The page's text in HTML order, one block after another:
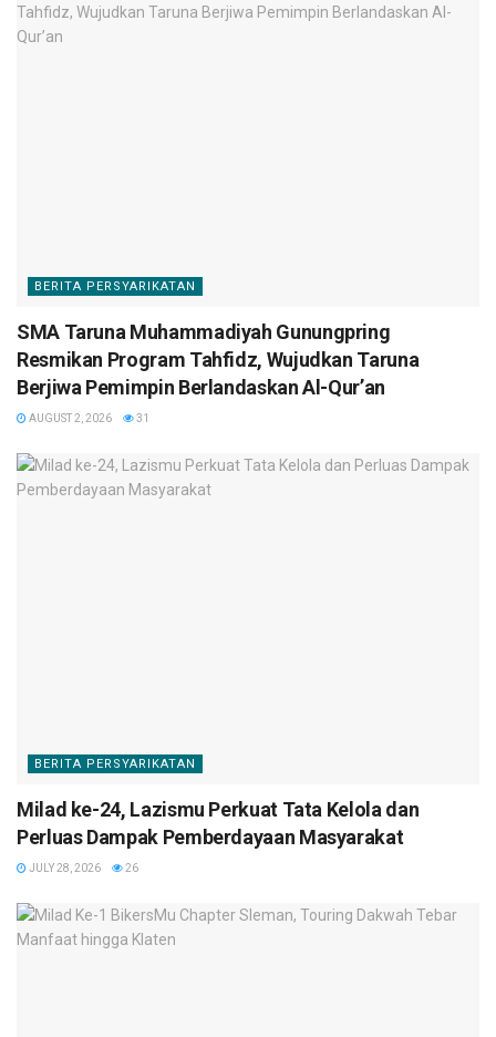
BERITA PERSYARIKATAN
SMA Taruna Muhammadiyah Gunungpring
Resmikan Program Tahfidz, Wujudkan Taruna
Berjiwa Pemimpin Berlandaskan Al-Qur’an
AUGUST 2, 2026 31
BERITA PERSYARIKATAN
Milad ke-24, Lazismu Perkuat Tata Kelola dan
Perluas Dampak Pemberdayaan Masyarakat
JULY 28, 2026 26